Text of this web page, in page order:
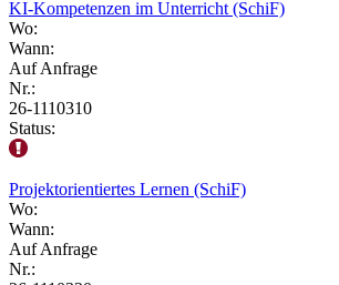
KI-Kompetenzen im Unterricht (SchiF)
Wo:
Wann:
Auf Anfrage
Nr.:
26-1110310
Status:
Projektorientiertes Lernen (SchiF)
Wo:
Wann:
Auf Anfrage
Nr.: